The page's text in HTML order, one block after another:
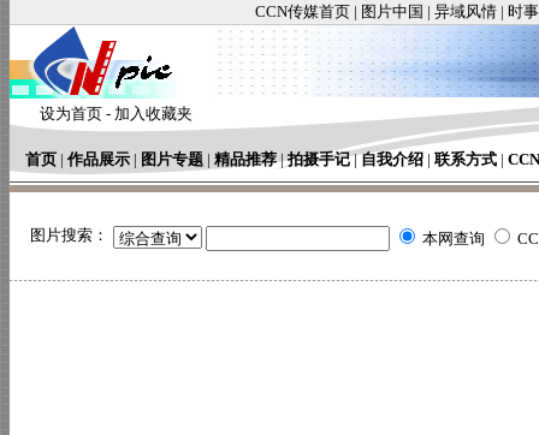
CCN传媒首页 | 图片中国 | 异域风情 | 时
设为首页 - 加入收藏夹
首页 | 作品展示 | 图片专题 | 精品推荐|拍摄手记|自我介绍 | 联系方式 |
图片搜索： 本网查询